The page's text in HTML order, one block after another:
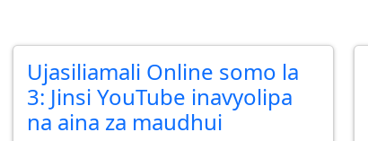
Ujasiliamali Online somo la
3: Jinsi YouTube inavyolipa
na aina za maudhui